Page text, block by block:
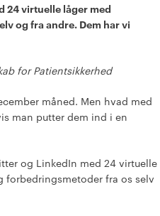
24 virtuelle låger med
og fra andre. Dem har vi
for Patientsikkerhed
måned. Men hvad med
man putter dem ind i en
og LinkedIn med 24 virtuelle
forbedringsmetoder fra os selv